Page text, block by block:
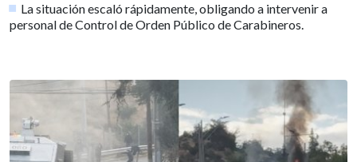
La situación escaló rápidamente, obligando a intervenir a
personal de Control de Orden Público de Carabineros.